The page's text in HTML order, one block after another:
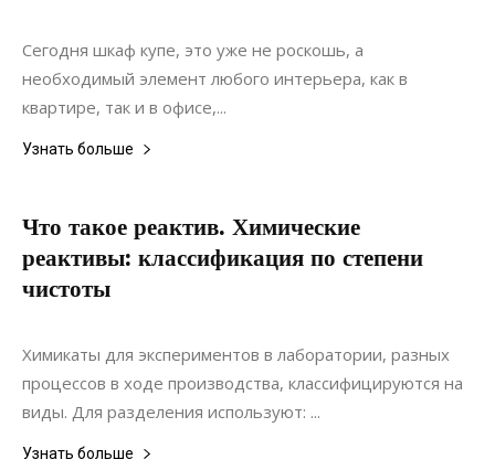
Сегодня шкаф купе, это уже не роскошь, а
необходимый элемент любого интерьера, как в
квартире, так и в офисе,...
Узнать больше
Что такое реактив. Химические
реактивы: классификация по степени
чистоты
22.11.2021
Химикаты для экспериментов в лаборатории, разных
процессов в ходе производства, классифицируются на
виды. Для разделения используют: ...
Узнать больше